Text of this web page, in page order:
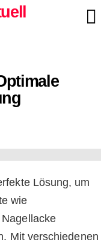
Lösung, um
wie
Mit verschiedenen